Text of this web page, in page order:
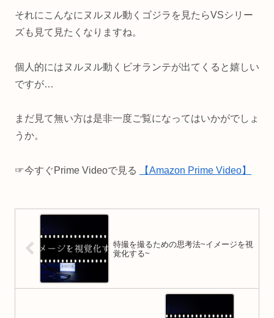
それにこんなにヌルヌル動くゴジラを見たらVSシリー
ズも見て見たくなりますね。
個人的にはヌルヌル動くビオランテが出てくると嬉しい
ですが…
まだ見て無い方は是非一度ご覧になってはいかがでしょ
うか。
☞今すぐPrime Videoで見る 【Amazon Prime Video】
特撮を撮るための思考法~イメージを視
覚化する~